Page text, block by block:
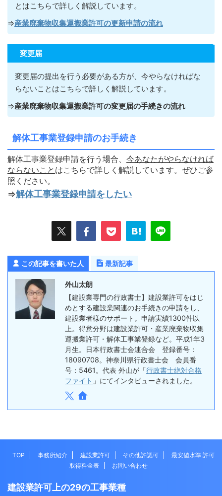
とはこちらで詳しく解説しています。
⇒産業廃棄物収集運搬業許可の更新申請の流れ
変更届
変更届の提出を行う必要がある方が 、今やらなければな
らないこ とはこちらで詳しく解説しています。
⇒産業廃棄物収集運搬業許可の変更届の手続きの流れ
解体工事業登録申請のお手続き
解体工事業登録申請を行う場合、 今あなたがやらなければ
ならないこ と はこちらで詳しく解説しています。ぜひご参
照ください。
⇒解体工事業登録申請をしたい
この記事を書いた人 最新記事
外山太朗
【建設業専門の行政書士】建設業許可をはじ
めとする建設業関連のお手続きの申請をし、
建設業者様のサポート。申請実績1300件以
上。得意分野は建設業許可・産業廃棄物収集
運搬業許可・解体工事業登録など。平成1年3
月生。日本行政書士会連合会 登録番号：
18090708。神奈川県行政書士会 会員番
号：5461。代表 外山が「行政書士絶対合格
ファイト 」にてインタビューされました。
TOP 事務所紹介 建設業許可 その他許認可
最安値水準 許可
取得料金表
お問い合わせ
建設業許可上の29の工事業種